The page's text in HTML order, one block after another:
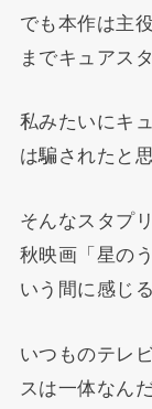
でも本作は主
までキュアス
私みたいにキ
は騙されたと
そんなスタプ
秋映画「星の
いう間に感じ
いつものテレ
スは一体なん